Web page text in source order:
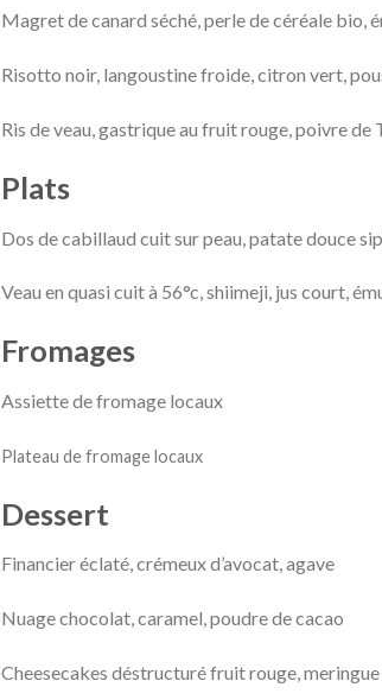
Magret de canard séché, perle de céréale bio,
Risotto noir, langoustine froide, citron vert,
Ris de veau, gastrique au fruit rouge, poivre de
Plats
Dos de cabillaud cuit sur peau, patate douce
Veau en quasi cuit à 56°c, shiimeji, jus court,
Fromages
Assiette de fromage locaux
Plateau de fromage locaux
Dessert
Financier éclaté, crémeux d’avocat, agave
Nuage chocolat, caramel, poudre de cacao
Cheesecakes déstructuré fruit rouge,